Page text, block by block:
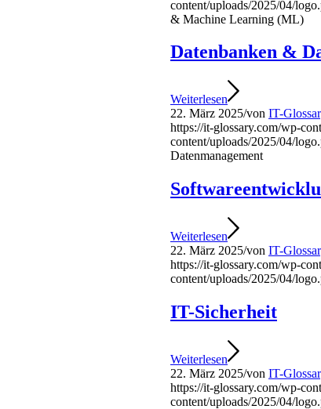
content/uploads/2025/04/
& Machine Learning (ML)
Datenbanken &
Weiterlesen
22. März 2025/von IT-
https://it-glossary.com/wp-
content/uploads/2025/04/
Datenmanagement
Weiterlesen
22. März 2025/von IT-
https://it-glossary.com/wp-
content/uploads/2025/04/
IT-Sicherheit
Weiterlesen
22. März 2025/von IT-
https://it-glossary.com/wp-
content/uploads/2025/04/